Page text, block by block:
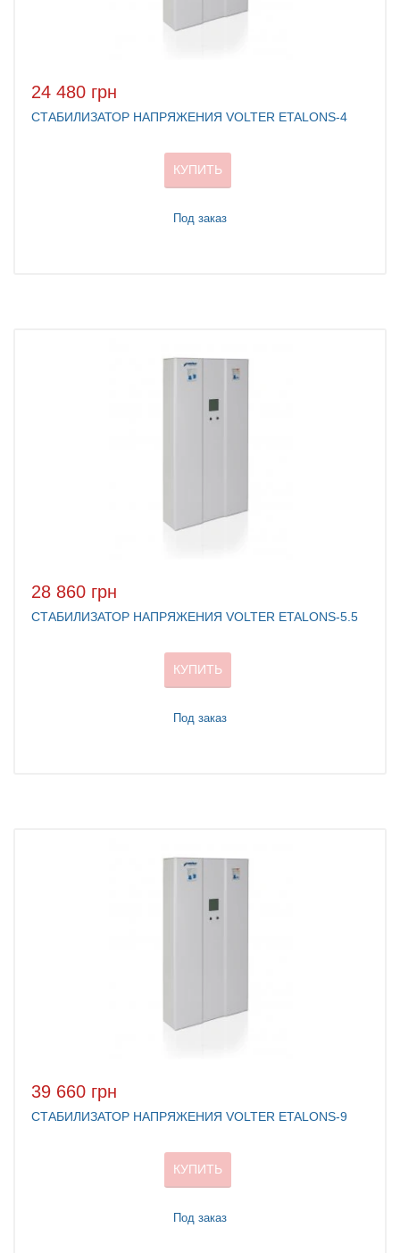
24 480 грн
СТАБИЛИЗАТОР НАПРЯЖЕНИЯ VOLTER ETALONS-4
КУПИТЬ
Под заказ
28 860 грн
СТАБИЛИЗАТОР НАПРЯЖЕНИЯ VOLTER ETALONS-5.5
КУПИТЬ
Под заказ
39 660 грн
СТАБИЛИЗАТОР НАПРЯЖЕНИЯ VOLTER ETALONS-9
КУПИТЬ
Под заказ